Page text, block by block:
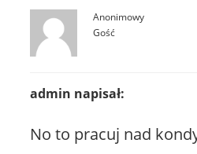
Anonimowy
Gość
admin napisał:
No to pracuj nad